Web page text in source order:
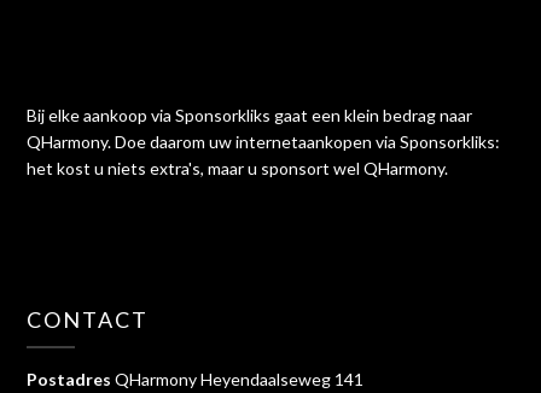
Bij elke aankoop via Sponsorkliks gaat een klein bedrag naar
QHarmony. Doe daarom uw internetaankopen via Sponsorkliks:
het kost u niets extra's, maar u sponsort wel QHarmony.
CONTACT
Postadres QHarmony Heyendaalseweg 141